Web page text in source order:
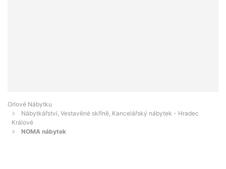
Orlové Nábytku
Nábytkářství, Vestavěné skříně, Kancelářský nábytek - Hradec
Králové
NOMA nábytek